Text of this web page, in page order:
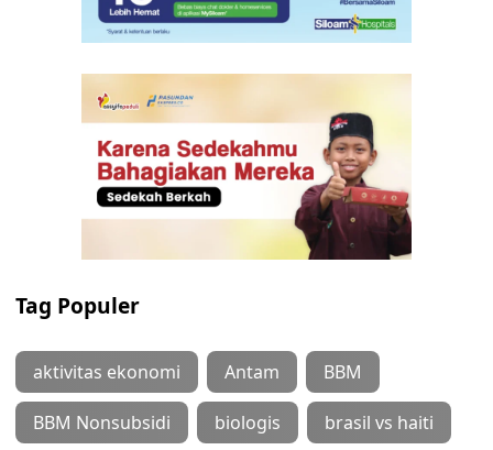
Tag Populer
aktivitas ekonomi Antam BBM
BBM Nonsubsidi biologis brasil vs haiti